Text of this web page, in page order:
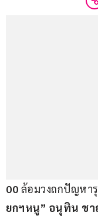
00 ล้อมวงถกปัญหา
ยกฯหนู” อนุทิน ชา